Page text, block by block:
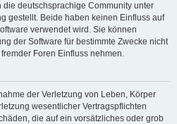
die deutschsprachige Community unter
gestellt. Beide haben keinen Einfluss auf
verwendet wird. Sie können
der Software für bestimmte Zwecke nicht
Foren Einfluss nehmen.
der Verletzung von Leben, Körper
wesentlicher Vertragspflichten
die auf ein vorsätzliches oder grob